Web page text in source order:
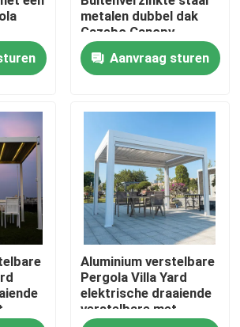
metalen dubbel dak
Gazebo Canopy
Aanvraag sturen
Aluminium verstelbare
Pergola Villa Yard
elektrische draaiende
verstelbare met